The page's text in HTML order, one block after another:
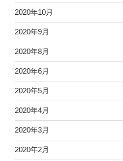
2020年10月
2020年9月
2020年8月
2020年6月
2020年5月
2020年4月
2020年3月
2020年2月